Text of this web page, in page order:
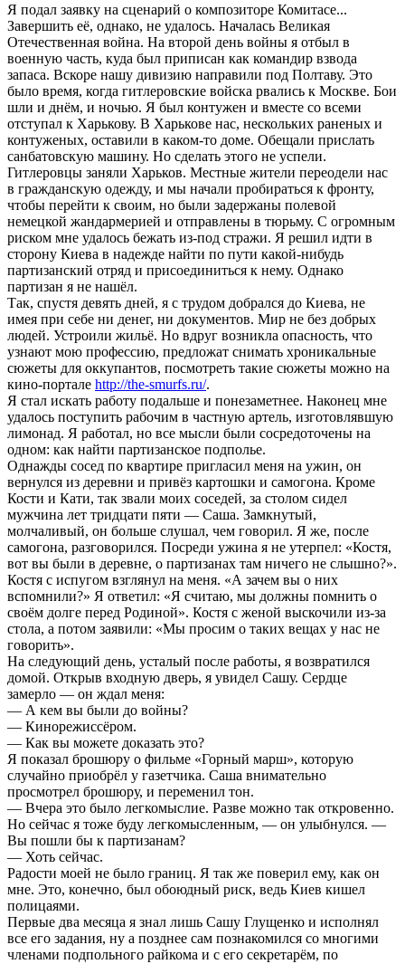
Я подал заявку на сценарий о композиторе Комитасе...
Завершить её, однако, не удалось. Началась Великая
Отечественная война. На второй день войны я отбыл в
военную часть, куда был приписан как командир взвода
запаса. Вскоре нашу дивизию направили под Полтаву. Это
было время, когда гитлеровские войска рвались к Москве. Бои
шли и днём, и ночью. Я был контужен и вместе со всеми
отступал к Харькову. В Харькове нас, нескольких раненых и
контуженых, оставили в каком-то доме. Обещали прислать
санбатовскую машину. Но сделать этого не успели.
Гитлеровцы заняли Харьков. Местные жители переодели нас
в гражданскую одежду, и мы начали пробираться к фронту,
чтобы перейти к своим, но были задержаны полевой
немецкой жандармерией и отправлены в тюрьму. С огромным
риском мне удалось бежать из-под стражи. Я решил идти в
сторону Киева в надежде найти по пути какой-нибудь
партизанский отряд и присоединиться к нему. Однако
партизан я не нашёл.
Так, спустя девять дней, я с трудом добрался до Киева, не
имея при себе ни денег, ни документов. Мир не без добрых
людей. Устроили жильё. Но вдруг возникла опасность, что
узнают мою профессию, предложат снимать хроникальные
сюжеты для оккупантов, посмотреть такие сюжеты можно на
кино-портале http://the-smurfs.ru/.
Я стал искать работу подальше и понезаметнее. Наконец мне
удалось поступить рабочим в частную артель, изготовлявшую
лимонад. Я работал, но все мысли были сосредоточены на
одном: как найти партизанское подполье.
Однажды сосед по квартире пригласил меня на ужин, он
вернулся из деревни и привёз картошки и самогона. Кроме
Кости и Кати, так звали моих соседей, за столом сидел
мужчина лет тридцати пяти — Саша. Замкнутый,
молчаливый, он больше слушал, чем говорил. Я же, после
самогона, разговорился. Посреди ужина я не утерпел: «Костя,
вот вы были в деревне, о партизанах там ничего не слышно?».
Костя с испугом взглянул на меня. «А зачем вы о них
вспомнили?» Я ответил: «Я считаю, мы должны помнить о
своём долге перед Родиной». Костя с женой выскочили из-за
стола, а потом заявили: «Мы просим о таких вещах у нас не
говорить».
На следующий день, усталый после работы, я возвратился
домой. Открыв входную дверь, я увидел Сашу. Сердце
замерло — он ждал меня:
— А кем вы были до войны?
— Кинорежиссёром.
— Как вы можете доказать это?
Я показал брошюру о фильме «Горный марш», которую
случайно приобрёл у газетчика. Саша внимательно
просмотрел брошюру, и переменил тон.
— Вчера это было легкомыслие. Разве можно так откровенно.
Но сейчас я тоже буду легкомысленным, — он улыбнулся. —
Вы пошли бы к партизанам?
— Хоть сейчас.
Радости моей не было границ. Я так же поверил ему, как он
мне. Это, конечно, был обоюдный риск, ведь Киев кишел
полицаями.
Первые два месяца я знал лишь Сашу Глущенко и исполнял
все его задания, ну а позднее сам познакомился со многими
членами подпольного райкома и с его секретарём, по